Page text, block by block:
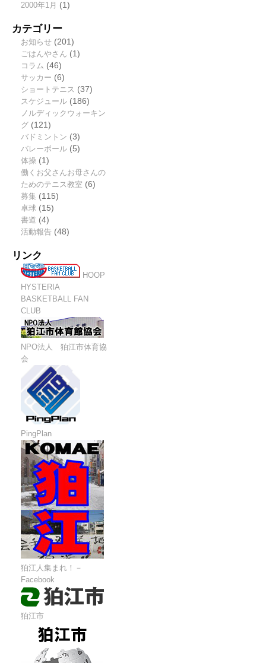
2000年1月 (1)
カテゴリー
お知らせ(201)
ごはんやさん (1)
コラム (46)
サッカー (6)
ショートテニス (37)
スケジュール(186)
ノルディックウォーキン
グ(121)
バドミントン (3)
バレーボール(5)
体操(1)
働くお父さんお母さんの
ためのテニス教室 (6)
募集 (115)
卓球 (15)
書道 (4)
活動報告(48)
リンク
HOOP
HYSTERIA
BASKETBALL FAN
CLUB
NPO法人 狛江市体育協
会
PingPlan
狛江人集まれ！－
Facebook
狛江市